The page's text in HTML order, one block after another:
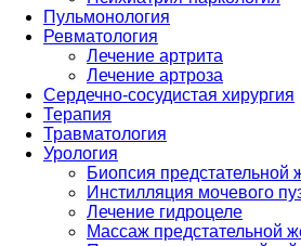
Пульмонология
Ревматология
Лечение артрита
Лечение артроза
Сердечно-сосудистая хирургия
Терапия
Травматология
Урология
Биопсия предстательной
Инстилляция мочевого
Лечение гидроцеле
Массаж предстательной